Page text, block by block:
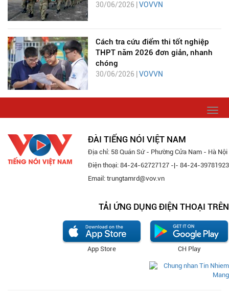
30/06/2026 | VOVVN
Cách tra cứu điểm thi tốt nghiệp
THPT năm 2026 đơn giản, nhanh
chóng
30/06/2026 | VOVVN
ĐÀI TIẾNG NÓI VIỆT NAM
Địa chỉ: 58 Quán Sứ - Phường Cửa Nam - Hà Nội
Điện thoại: 84-24-62727127 -|- 84-24-39781923
Email: trungtamrd@vov.vn
TẢI ỨNG DỤNG ĐIỆN THOẠI TRÊN
CH Play
App Store